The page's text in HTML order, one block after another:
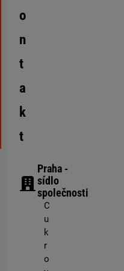
o
n
t
a
k
t
Praha -
sídlo
společnosti
C
u
k
r
o